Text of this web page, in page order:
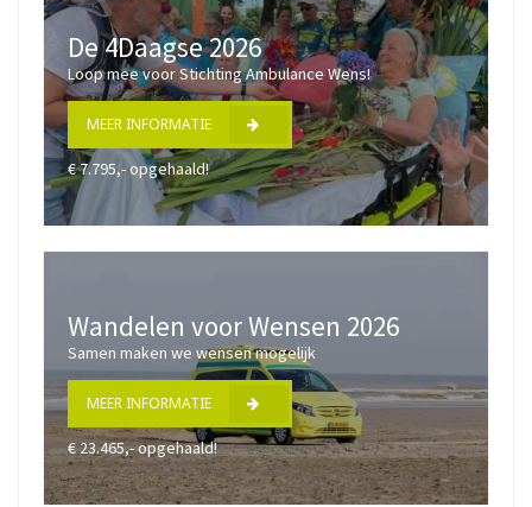
De 4Daagse 2026
Loop mee voor Stichting Ambulance Wens!
MEER INFORMATIE
€ 7.795,- opgehaald!
Wandelen voor Wensen 2026
Samen maken we wensen mogelijk
MEER INFORMATIE
€ 23.465,- opgehaald!